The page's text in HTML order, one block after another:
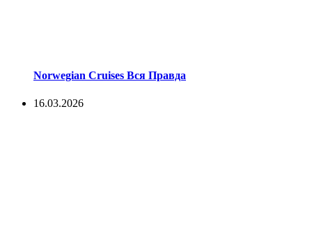
Norwegian Cruises Вся Правда
16.03.2026